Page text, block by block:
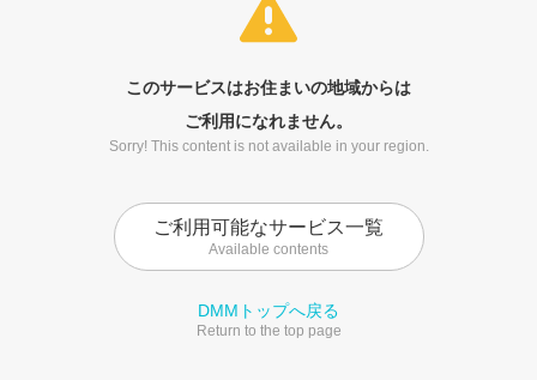
このサービスはお住まいの地域からは
ご利用になれません。
Sorry! This content is not available in your region.
ご利用可能なサービス一覧
Available contents
DMMトップへ戻る
Return to the top page